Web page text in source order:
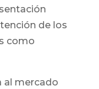
de los
como
al mercado